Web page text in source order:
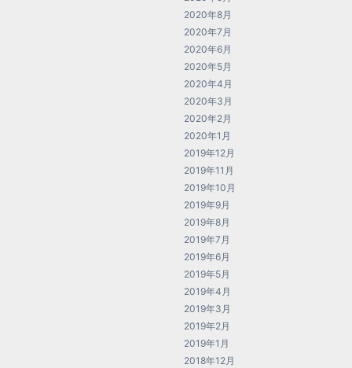
2020年8月
2020年7月
2020年6月
2020年5月
2020年4月
2020年3月
2020年2月
2020年1月
2019年12月
2019年11月
2019年10月
2019年9月
2019年8月
2019年7月
2019年6月
2019年5月
2019年4月
2019年3月
2019年2月
2019年1月
2018年12月